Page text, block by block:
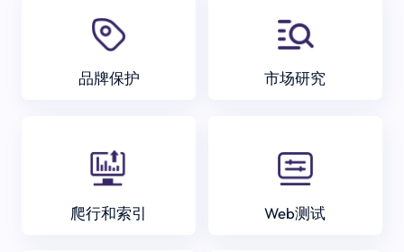
品牌保护 市场研究
爬行和索引 Web测试